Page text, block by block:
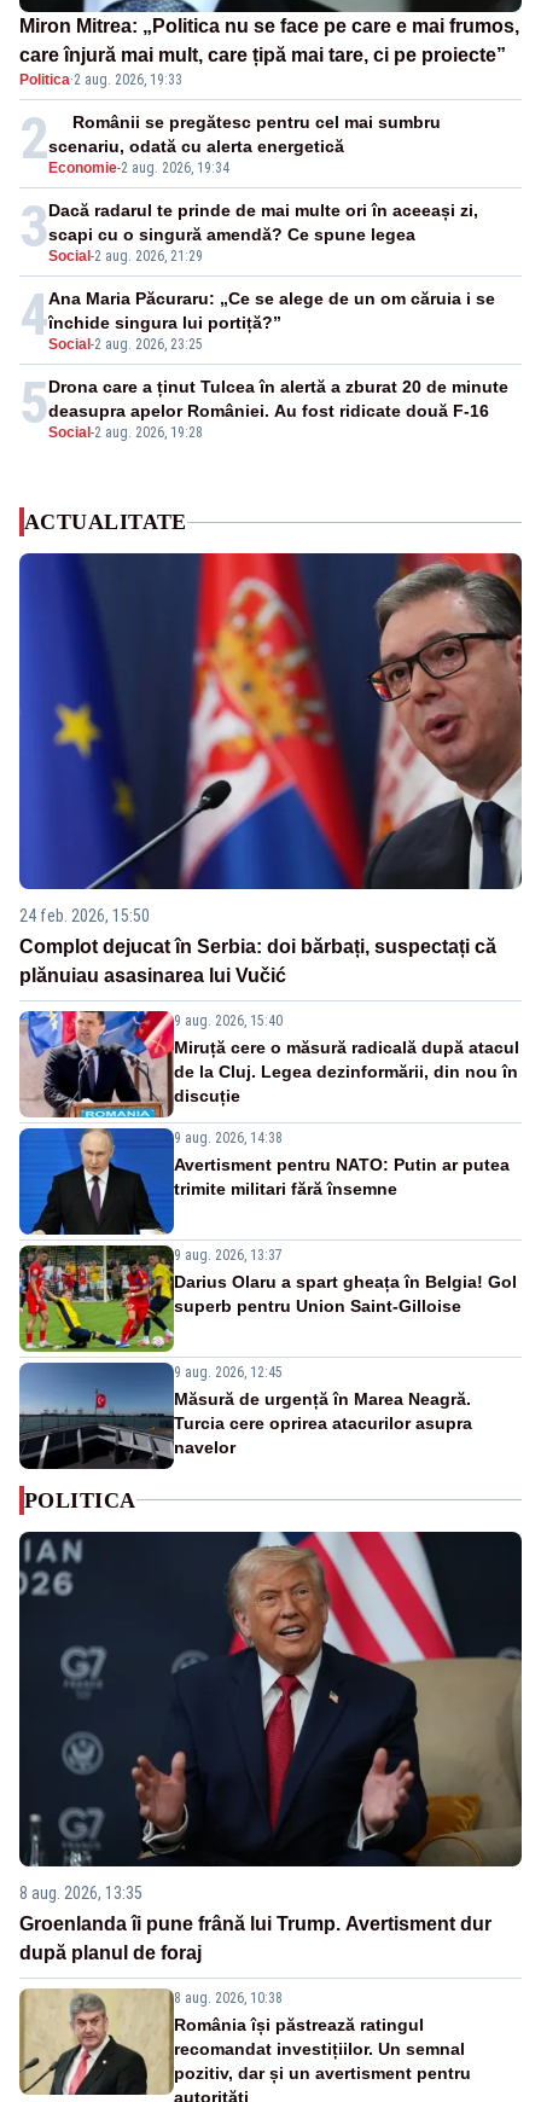
Miron Mitrea: „Politica nu se face pe care e mai frumos,
care înjură mai mult, care țipă mai tare, ci pe proiecte”
Politica·2 aug. 2026, 19:33
2 Economie-2 aug. 2026, 19:34
Românii se pregătesc pentru cel mai sumbru
scenariu, odată cu alerta energetică
3Social -2 aug. 2026, 21:29
Dacă radarul te prinde de mai multe ori în aceeași zi,
scapi cu o singură amendă? Ce spune legea
4Social -2 aug. 2026, 23:25
Ana Maria Păcuraru: „Ce se alege de un om căruia i se
închide singura lui portiță?”
5Social -2 aug. 2026, 19:28
Drona care a ținut Tulcea în alertă a zburat 20 de minute
deasupra apelor României. Au fost ridicate două F-16
ACTUALITATE
24 feb. 2026, 15:50
Complot dejucat în Serbia: doi bărbați, suspectați că
plănuiau asasinarea lui Vučić
9 aug. 2026, 15:40
Miruță cere o măsură radicală după atacul
de la Cluj. Legea dezinformării, din nou în
discuție
9 aug. 2026, 14:38
Avertisment pentru NATO: Putin ar putea
trimite militari fără însemne
9 aug. 2026, 13:37
Darius Olaru a spart gheața în Belgia! Gol
superb pentru Union Saint-Gilloise
9 aug. 2026, 12:45
Măsură de urgență în Marea Neagră.
Turcia cere oprirea atacurilor asupra
navelor
POLITICA
8 aug. 2026, 13:35
Groenlanda îi pune frână lui Trump. Avertisment dur
după planul de foraj
8 aug. 2026, 10:38
România își păstrează ratingul
recomandat investițiilor. Un semnal
pozitiv, dar și un avertisment pentru
autorități